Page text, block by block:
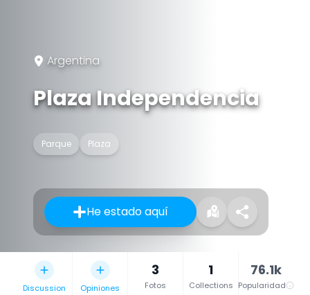
Argentina
Plaza Independencia
Parque Plaza
He estado aquí
Discussion Opiniones
3
Fotos
1
Collections
76.1k
Popularidad